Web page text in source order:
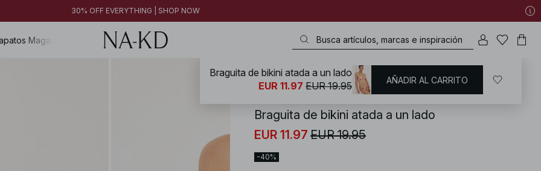
30% OFF EVERYTHING | SHOP NOW
Magazine
NA-KD / Bañadores / Bikinis / Partes de abajo de bikinis / Bikinis brasileños
Braguita de bikini atada a un lado
EUR 11.97 EUR 19.95
-40%
Braguita de bikini atada a un lado
EUR 11.97 EUR 19.95 AÑADIR AL CARRITO